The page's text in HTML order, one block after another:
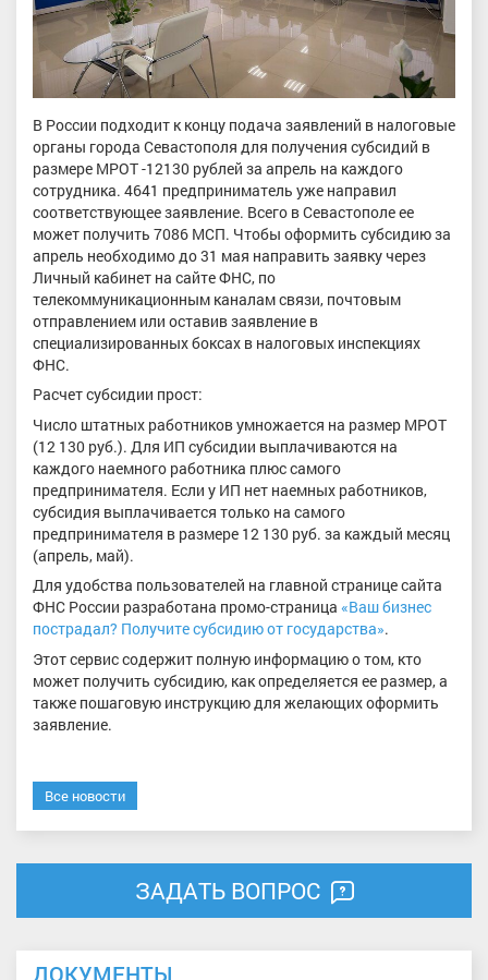
В России подходит к концу подача заявлений в налоговые
органы города Севастополя для получения субсидий в
размере МРОТ -12130 рублей за апрель на каждого
сотрудника. 4641 предприниматель уже направил
соответствующее заявление. Всего в Севастополе ее
может получить 7086 МСП. Чтобы оформить субсидию за
апрель необходимо до 31 мая направить заявку через
Личный кабинет на сайте ФНС, по
телекоммуникационным каналам связи, почтовым
отправлением или оставив заявление в
специализированных боксах в налоговых инспекциях
ФНС.
Расчет субсидии прост:
Число штатных работников умножается на размер МРОТ
(12 130 руб.). Для ИП субсидии выплачиваются на
каждого наемного работника плюс самого
предпринимателя. Если у ИП нет наемных работников,
субсидия выплачивается только на самого
предпринимателя в размере 12 130 руб. за каждый месяц
(апрель, май).
Для удобства пользователей на главной странице сайта
ФНС России разработана промо-страница «Ваш бизнес
пострадал? Получите субсидию от государства».
Этот сервис содержит полную информацию о том, кто
может получить субсидию, как определяется ее размер, а
также пошаговую инструкцию для желающих оформить
заявление.
Все новости
ЗАДАТЬ ВОПРОС
ДОКУМЕНТЫ